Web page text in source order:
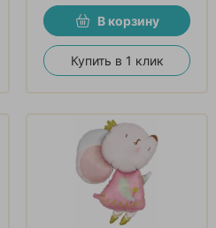
В корзину
Купить в 1 клик